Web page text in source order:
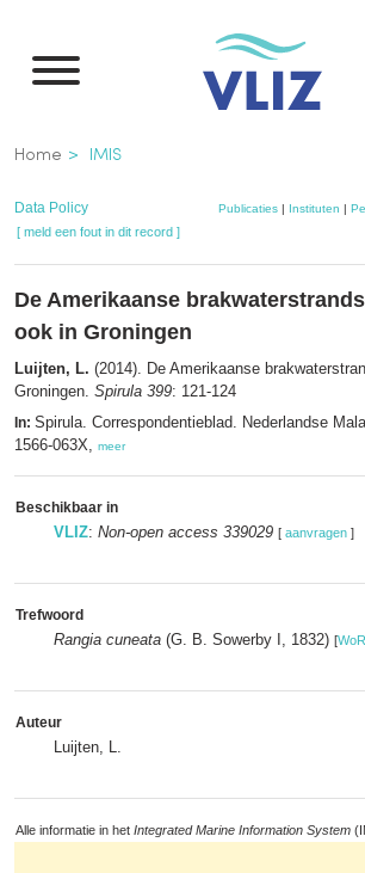
naar
inhoud
gaan
Kruimelpad
Home IMIS
Data Policy Publicaties | Instituten |
[ meld een fout in dit record ]
De Amerikaanse
ook in Groningen
Luijten, L. (2014). De Amerikaanse
Groningen. Spirula 399: 121-124
In: Spirula. Correspondentieblad. Nederlandse
1566-063X, meer
Beschikbaar in
VLIZ: Non-open access 339029 [ aanvragen ]
Trefwoord
Rangia cuneata (G. B. Sowerby I, 1832) [
Auteur
Luijten, L.
Alle informatie in het Integrated Marine Information System